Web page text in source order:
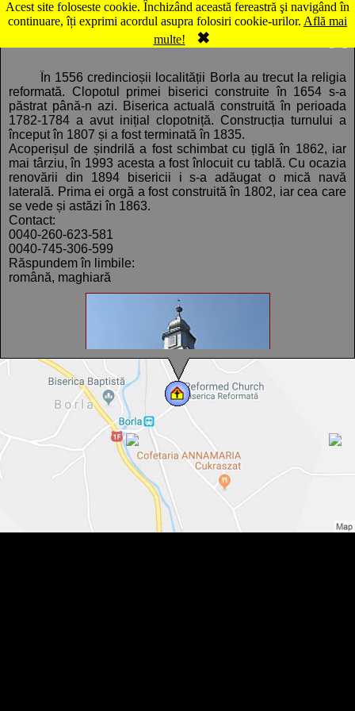
Acest site foloseste cookie. Închizând această fereastră şi navigând în
continuare, îți exprimi acordul asupra folosiri cookie-urilor. Află mai
multe!
✖
Hartă Borla: Biserica reformată
În 1556 credincioșii localității Borla au trecut la religia
reformată. Clopotul primei biserici construite în 1654 s-a
păstrat până-n azi. Biserica actuală construită în perioada
1782-1784 a avut inițial clopotniță. Construcția turnului a
început în 1807 și a fost terminată în 1835.
Acoperișul de șindrilă a fost schimbat cu țiglă în 1862, iar
mai târziu, în 1993 acesta a fost înlocuit cu tablă. Cu ocazia
renovării din 1894 bisericii i s-a adăugat o mică navă
laterală. Prima ei orgă a fost construită în 1802, iar cea care
se vede și astăzi în 1863.
Contact:
0040-260-623-581
0040-745-306-599
Răspundem în limbile:
română, maghiară
Comentarii